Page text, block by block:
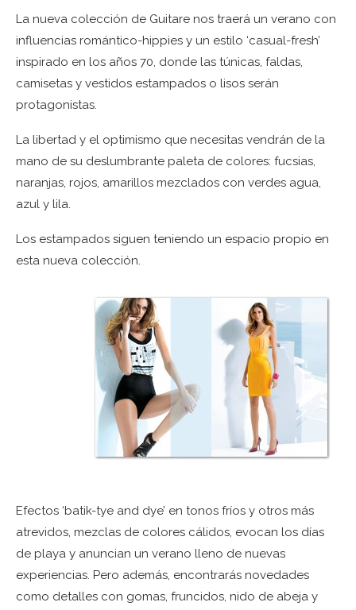
La nueva colección de Guitare nos traerá un verano con
influencias romántico-hippies y un estilo ‘casual-fresh’
inspirado en los años 70, donde las túnicas, faldas,
camisetas y vestidos estampados o lisos serán
protagonistas.
La libertad y el optimismo que necesitas vendrán de la
mano de su deslumbrante paleta de colores: fucsias,
naranjas, rojos, amarillos mezclados con verdes agua,
azul y lila.
Los estampados siguen teniendo un espacio propio en
esta nueva colección.
Efectos ‘batik-tye and dye’ en tonos fríos y otros más
atrevidos, mezclas de colores cálidos, evocan los días
de playa y anuncian un verano lleno de nuevas
experiencias. Pero además, encontrarás novedades
como detalles con gomas, fruncidos, nido de abeja y